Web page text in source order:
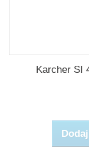
Karcher SI